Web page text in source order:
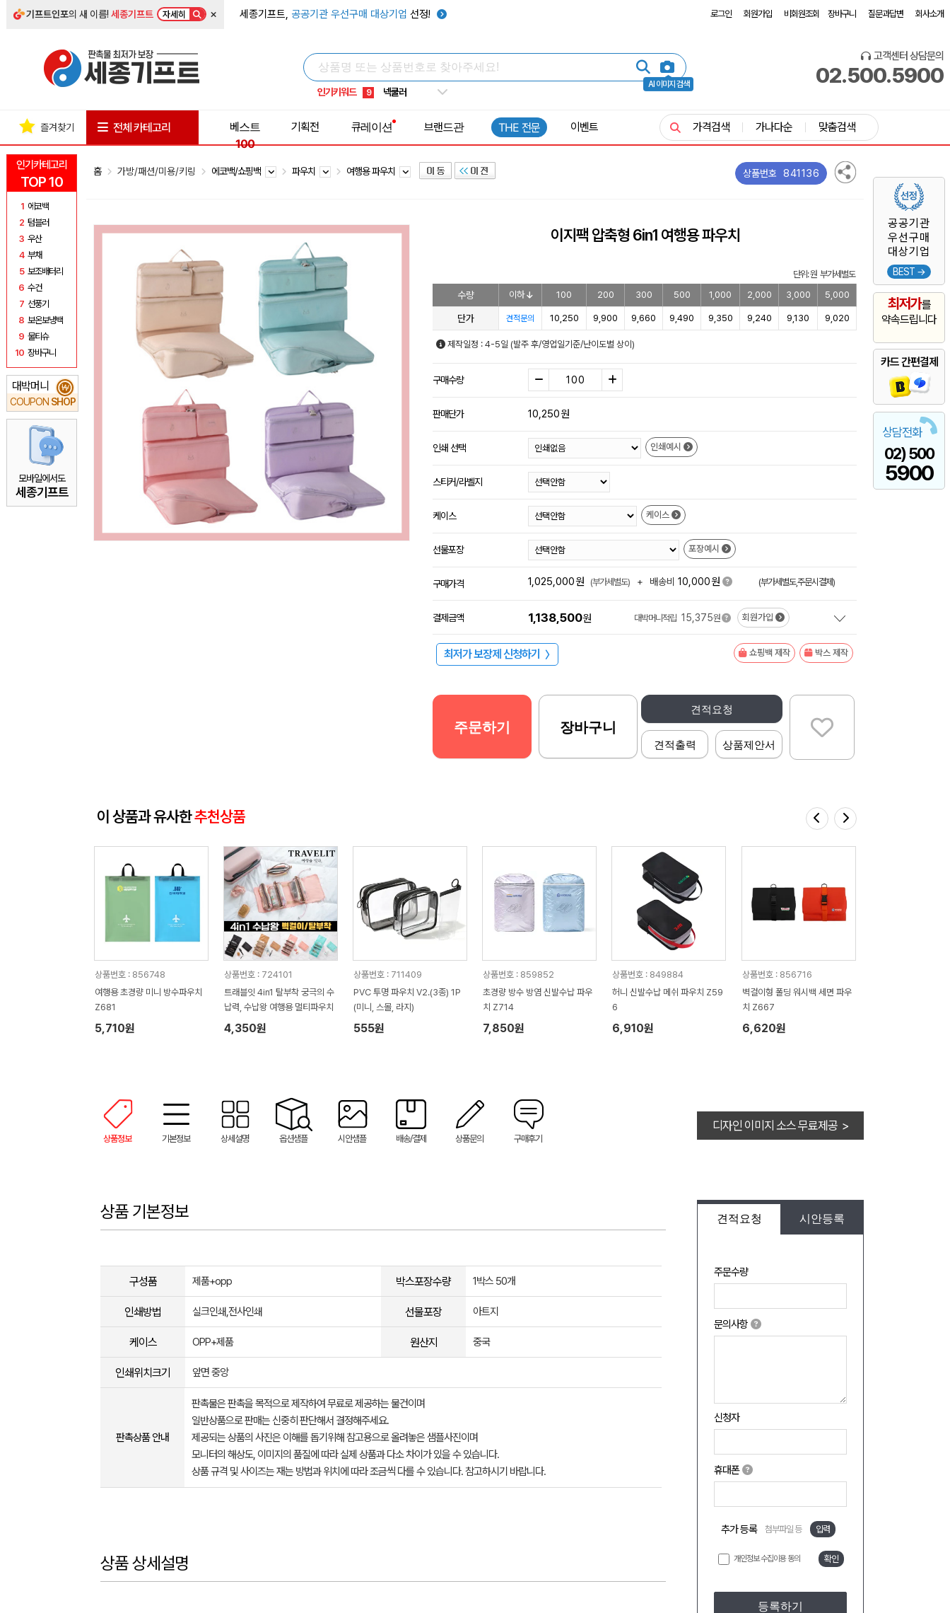
기프트인포의 새 이름!세종기프트 자세히 × 세종기프트, 공공기관 우선구매 대상기업 선정! 로그인 회원가입 비회원조회 장바구니 질문과답변 회사소개
AI 이미지 검색
인기키워드
5 키캡
8 쿨토시
9 넥쿨러
1 선풍기
고객센터 상담문의
02.500.5900
인기카테고리
TOP 10
1 에코백
2 텀블러
3 우산
4 부채
5 보조배터리
6 수건
7 선풍기
8 보온보냉백
9 물티슈
10 장바구니
대박머니
COUPON SHOP
₩
모바일에서도
세종기프트
공공기관
우선구매
대상기업
BEST →
최저가를
약속드립니다
카드 간편결제
상담전화
02) 500
5900
즐겨찾기 전체 카테고리
베스트
100
기획전 큐레이션 브랜드관 THE 전문 이벤트 가격검색 가나다순 맞춤검색
홈 가방/패션/미용/키링 에코백/쇼핑백 파우치 여행용 파우치 상품번호 841136
이지팩 압축형 6in1 여행용 파우치
단위: 원 부가세별도
수량 이하 100 200 300 500 1,000 2,000 3,000 5,000
단가 견적문의 10,250 9,900 9,660 9,490 9,350 9,240 9,130 9,020
제작일정 : 4-5일 (발주 후/영업일기준/난이도별 상이)
구매수량
판매단가 10,250원
인쇄 선택 인쇄예시
스티커/라벨지
케이스 케이스
선물포장 포장예시
구매가격 1,025,000원 (부가세별도) + 배송비 10,000원 (부가세별도,주문시결제)
결제금액 1,138,500원 대박머니적립 15,375원 회원가입
최저가 보장제 신청하기 〉 쇼핑백 제작 박스 제작
견적요청
견적출력 상품제안서
주문하기 장바구니
이 상품과 유사한추천상품
상품번호 : 856748
여행용 초경량 미니 방수파우치
Z681
5,710원
상품번호 : 724101
트래블잇 4in1 탈부착 궁극의 수
납력, 수납왕 여행용 멀티파우치
4,350원
상품번호 : 711409
PVC 투명 파우치 V2.(3종) 1P
(미니, 스몰, 라지)
555원
상품번호 : 859852
초경량 방수 방염 신발수납 파우
치 Z714
7,850원
상품번호 : 849884
허니 신발수납 메쉬 파우치 Z59
6
6,910원
상품번호 : 856716
벽걸이형 폴딩 워시백 세면 파우
치 Z667
6,620원
상품정보 기본정보 상세설명 옵션샘플 시안샘플 배송/결제 상품문의 구매후기
디자인 이미지 소스 무료제공 >
견적요청 시안등록
주문수량
문의사항
신청자
휴대폰
추가 등록 첨부파일 등 입력
개인정보 수집이용 동의 확인
등록하기
상품 기본정보
구성품 제품+opp 박스포장수량 1박스 50개
인쇄방법 실크인쇄,전사인쇄 선물포장 아트지
케이스 OPP+제품 원산지 중국
인쇄위치크기 앞면 중앙
판촉상품 안내
판촉물은 판촉을 목적으로 제작하여 무료로 제공하는 물건이며
일반상품으로 판매는 신중히 판단해서 결정해주세요.
제공되는 상품의 사진은 이해를 돕기위해 참고용으로 올려놓은 샘플사진이며
모니터의 해상도, 이미지의 품질에 따라 실제 상품과 다소 차이가 있을 수 있습니다.
상품 규격 및 사이즈는 재는 방법과 위치에 따라 조금씩 다를 수 있습니다. 참고하시기 바랍니다.
상품 상세설명